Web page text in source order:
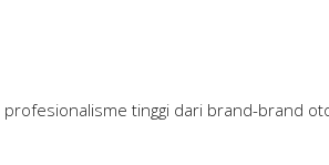
tinggi dari brand-brand